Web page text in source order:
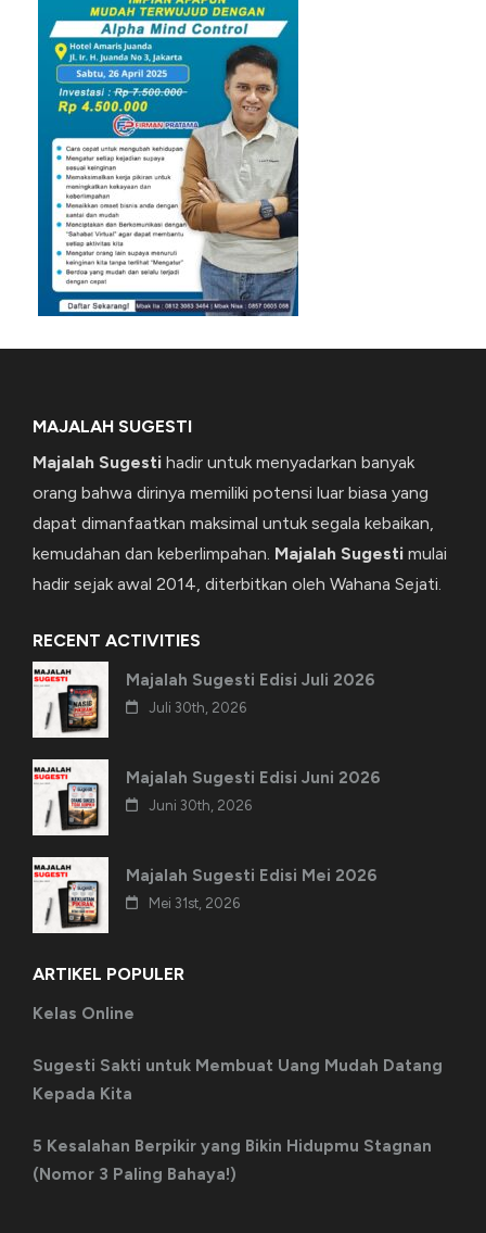
MAJALAH SUGESTI
Majalah Sugesti hadir untuk menyadarkan banyak
orang bahwa dirinya memiliki potensi luar biasa yang
dapat dimanfaatkan maksimal untuk segala kebaikan,
kemudahan dan keberlimpahan. Majalah Sugesti mulai
hadir sejak awal 2014, diterbitkan oleh Wahana Sejati.
RECENT ACTIVITIES
Majalah Sugesti Edisi Juli 2026
Juli 30th, 2026
Majalah Sugesti Edisi Juni 2026
Juni 30th, 2026
Majalah Sugesti Edisi Mei 2026
Mei 31st, 2026
ARTIKEL POPULER
Kelas Online
Sugesti Sakti untuk Membuat Uang Mudah Datang
Kepada Kita
5 Kesalahan Berpikir yang Bikin Hidupmu Stagnan
(Nomor 3 Paling Bahaya!)